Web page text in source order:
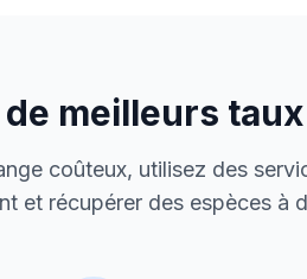
meilleurs
coûteux, utilisez des
et récupérer des espèces à